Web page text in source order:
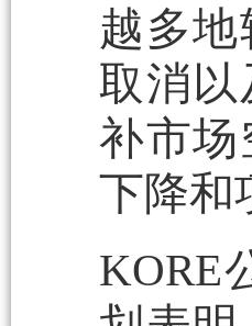
越多
取消以
补市场
下降和
KORE